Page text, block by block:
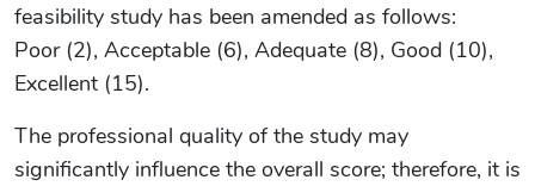
feasibility study has been amended as follows:
Poor (2), Acceptable (6), Adequate (8), Good (10),
Excellent (15).
The professional quality of the study may
significantly influence the overall score; therefore, it is